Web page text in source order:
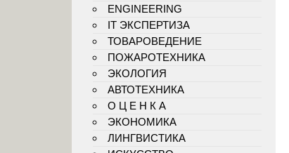
ENGINEERING
IT ЭКСПЕРТИЗА
ТОВАРОВЕДЕНИЕ
ПОЖАРОТЕХНИКА
ЭКОЛОГИЯ
АВТОТЕХНИКА
О Ц Е Н К А
ЭКОНОМИКА
ЛИНГВИСТИКА